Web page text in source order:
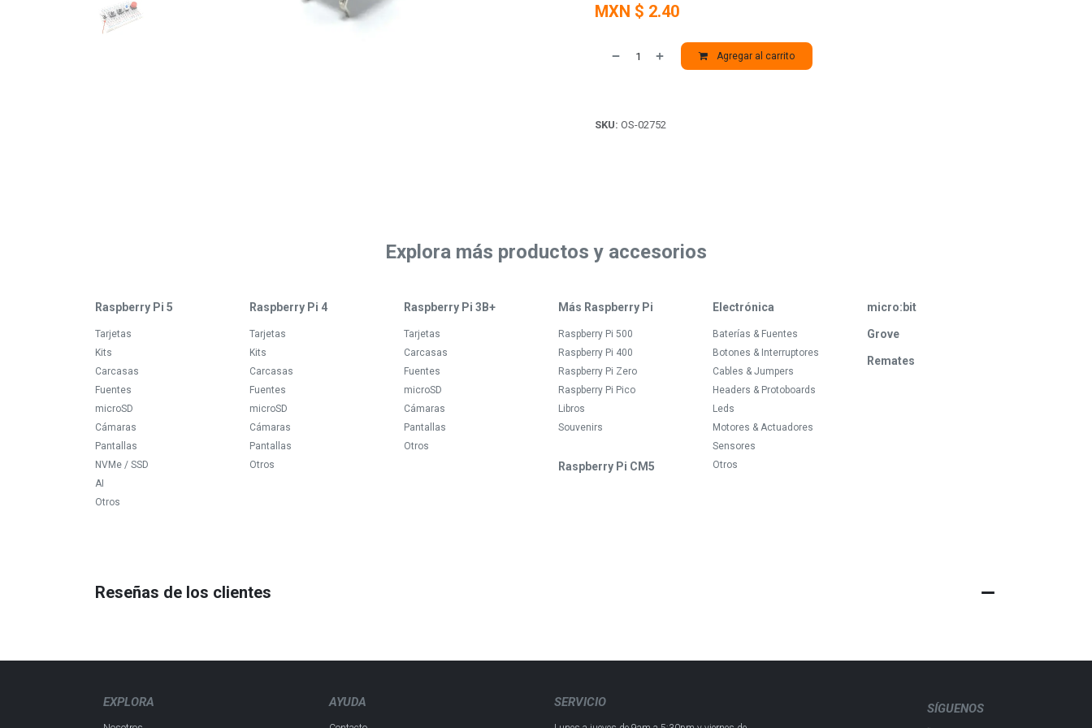
MXN $ 2.40
Agregar al carrito
SKU: OS-02752
Explora más productos y accesorios
Raspberry Pi 5
Tarjetas
Kits
Carcasas
Fuentes
microSD
Cámaras
Pantallas
NVMe / SSD
AI
Otros
Raspberry Pi 4
Tarjetas
Kits
Carcasas
Fuentes
microSD
Cámaras
Pantallas
Otros
Raspberry Pi 3B+
Tarjetas
Carcasas
Fuentes
microSD
Cámaras
Pantallas
Otros
Más Raspberry Pi
Raspberry Pi 500
Raspberry Pi 400
Raspberry Pi Zero
Raspberry Pi Pico
Libros
Souvenirs
Raspberry Pi CM5
Electrónica
Baterías & Fuentes
Botones & Interruptores
Cables & Jumpers
Headers & Protoboards
Leds
Motores & Actuadores
Sensores
Otros
micro:bit
Grove
Remates
Reseñas de los clientes
EXPLORA AYUDA SERVICIO SÍGUENOS